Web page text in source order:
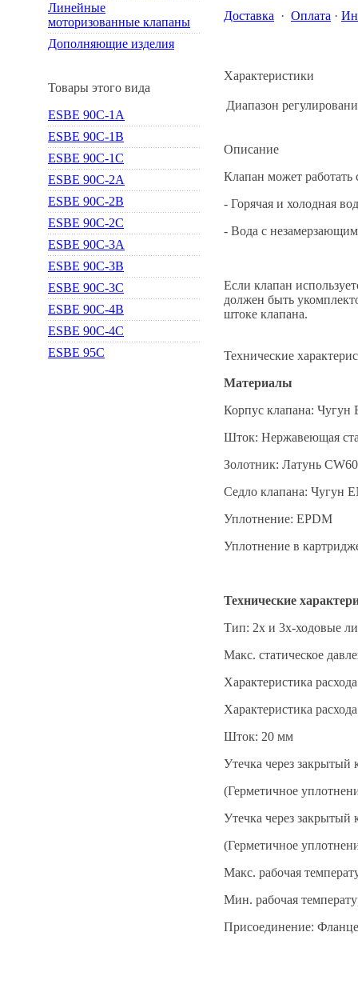
Линейные
моторизованные клапаны
Дополняющие изделия
Товары этого вида
ESBE 90С-1А
ESBE 90С-1В
ESBE 90С-1С
ESBE 90С-2А
ESBE 90С-2В
ESBE 90С-2С
ESBE 90С-3А
ESBE 90С-3В
ESBE 90С-3С
ESBE 90С-4В
ESBE 90С-4С
ESBE 95С
Доставка · Оплата ·
Характеристики
Диапазон
Описание
Клапан может
- Горячая и холодная
- Вода с
Если клапан
должен быть
штоке клапана.
Технические
Материалы
Корпус клапана: Чугун
Шток: Нержавеющая
Золотник: Латунь
Седло клапана: Чугун
Уплотнение: EPDM
Уплотнение в
Технические
Тип: 2х и 3х-ходовые
Макс. статическое
Характеристика
Характеристика
Шток: 20 мм
Утечка через
(Герметичное
Утечка через
(Герметичное
Макс. рабочая
Мин. рабочая
Присоединение: